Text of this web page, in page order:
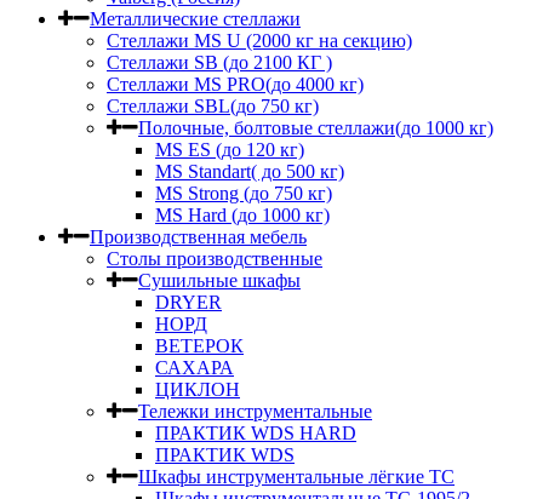
Металлические стеллажи
Стеллажи MS U (2000 кг на секцию)
Стеллажи SB (до 2100 КГ )
Стеллажи MS PRO(до 4000 кг)
Стеллажи SBL(до 750 кг)
Полочные, болтовые стеллажи(до 1000 кг)
MS ES (до 120 кг)
MS Standart( до 500 кг)
MS Strong (до 750 кг)
MS Hard (до 1000 кг)
Производственная мебель
Столы производственные
Сушильные шкафы
DRYER
НОРД
ВЕТЕРОК
САХАРА
ЦИКЛОН
Тележки инструментальные
ПРАКТИК WDS HARD
ПРАКТИК WDS
Шкафы инструментальные лёгкие ТС